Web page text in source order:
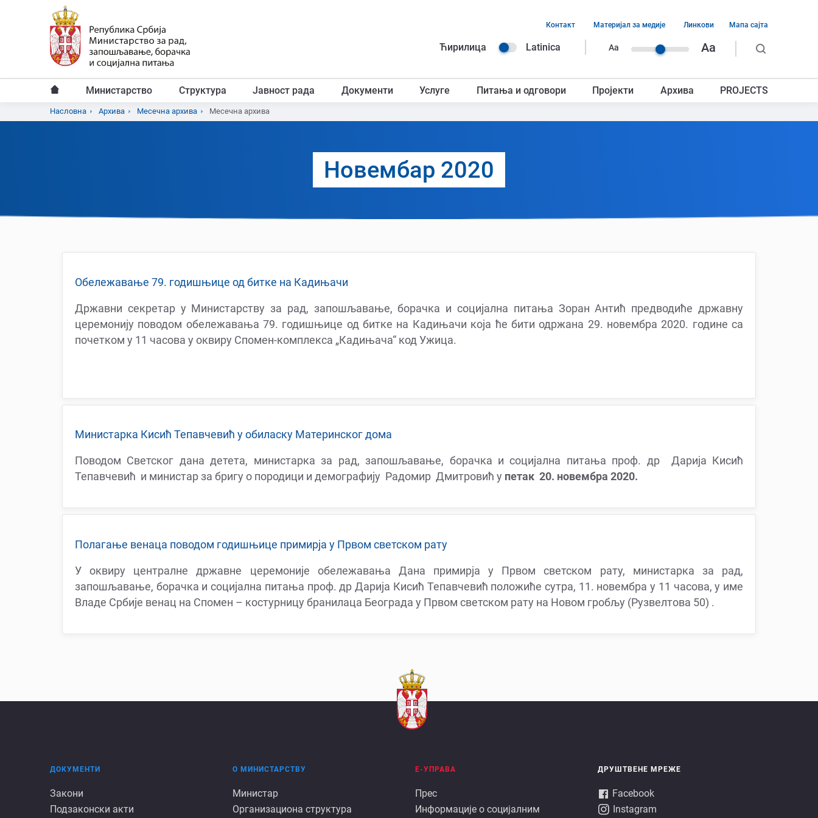
Ћирилица Latinica Aa Aa
заглавља
Контакт Материјал за медије Линкови Мапа сајта
Министарство Структура Јавност рада Документи Услуге Питања и одговори Пројекти Архива PROJECTS
Насловна Архива Месечна архива Месечна архива
Новембар 2020
Обележавање 79. годишњице од битке на Кадињачи
Државни секретар у Министарству за рад, запошљавање, борачка и социјална питања Зоран Антић предводиће државну
церемонију поводом обележавања 79. годишњице од битке на Кадињачи која ће бити одржана 29. новембра 2020. године са
почетком у 11 часова у оквиру Спомен-комплекса „Кадињача“ код Ужица.
Министарка Кисић Тепавчевић у обиласку Материнског дома
Поводом Светског дана детета, министарка за рад, запошљавање, борачка и социјална питања проф. др Дарија Кисић
Тепавчевић и министар за бригу о породици и демографију Радомир Дмитровић у петак 20. новембра 2020.
Полагање венаца поводом годишњице примирја у Првом светском рату
У оквиру централне државне церемоније обележавања Дана примирја у Првом светском рату, министарка за рад,
запошљавање, борачка и социјална питања проф. др Дарија Кисић Тепавчевић положиће сутра, 11. новембра у 11 часова, у име
Владе Србије венац на Спомен – костурницу бранилаца Београда у Првом светском рату на Новом гробљу (Рузвелтова 50) .
Документи
ДОКУМЕНТИ
Закони
Подзаконски акти
О
О МИНИСТАРСТВУ
Министар
Организациона структура
Е
Е-УПРАВА
Прес
Информације о социјалним
ДРУШТВЕНЕ МРЕЖЕ
Facebook
Instagram